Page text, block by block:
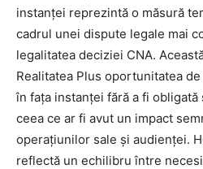
instanței reprezintă o măsură
cadrul unei dispute legale mai
legalitatea deciziei CNA.
Realitatea Plus oportunitatea
în fața instanței fără a fi
ceea ce ar fi avut un impact
operațiunilor sale și audienței.
reflectă un echilibru între